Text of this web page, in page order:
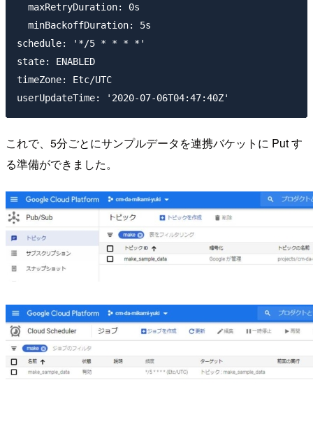
  maxRetryDuration: 0s
  minBackoffDuration: 5s
schedule: '*/5 * * * *'
state: ENABLED
timeZone: Etc/UTC
これで、5分ごとにサンプルデータを連携バケットに Put す
る準備ができました。